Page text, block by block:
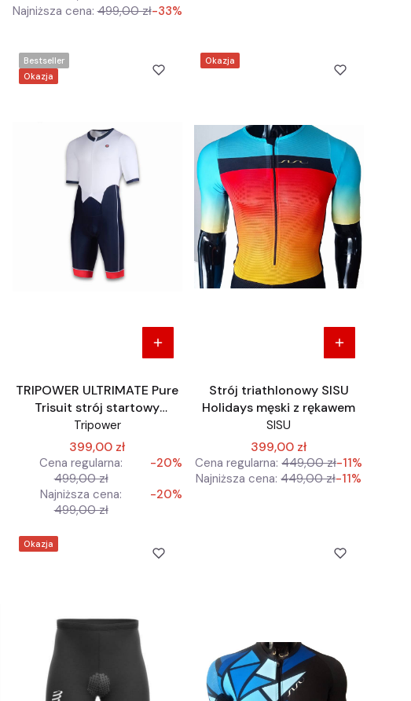
Najniższa cena: 499,00 zł-33%
Okazja
Bestseller
TRIPOWER ULTRIMATE Pure
Trisuit strój startowy
Triathlon Aero z rękawem
Tripower
399,00 zł
Cena regularna:
499,00 zł
-20%
Najniższa cena:
499,00 zł
-20%
Okazja
Strój triathlonowy SISU
Holidays męski z rękawem
SISU
399,00 zł
Cena regularna: 449,00 zł-11%
Najniższa cena: 449,00 zł-11%
Okazja